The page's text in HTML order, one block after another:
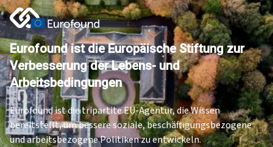
Eurofound ist die Europäische Stiftung zur
Verbesserung der Lebens- und
Arbeitsbedingungen
Eurofound ist die tripartite EU-Agentur, die Wissen
bereitstellt, um bessere soziale, beschäftigungsbezogene
und arbeitsbezogene Politiken zu entwickeln.